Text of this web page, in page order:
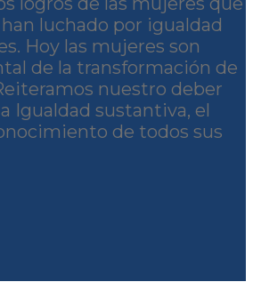
luchado por igualdad
Hoy las mujeres son
de la transformación de
nuestro deber
Igualdad sustantiva, el
de todos sus